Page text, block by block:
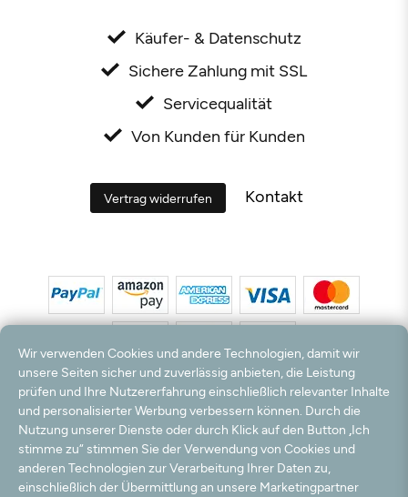
Käufer- & Datenschutz
Sichere Zahlung mit SSL
Servicequalität
Von Kunden für Kunden
Vertrag widerrufen Kontakt
*Alle Preise inkl. MwSt. und zzgl. Versandkosten. **Kostenloser Versand und Rückversand
nur innerhalb Deutschlands und Österreichs.
Hinweis:Wir nutzen Ihre E-Mail Adresse für werbliche Zwecke, die jederzeit widerrufen
werden können. Ihre Daten werden nicht an Dritte weitergegeben.
© 2003 - 2026 Teppichversand24 GmbH / Alle Rechte vorbehalten. powered by
createyourtemplate
Wir verwenden Cookies und andere Technologien, damit wir
unsere Seiten sicher und zuverlässig anbieten, die Leistung
prüfen und Ihre Nutzererfahrung einschließlich relevanter Inhalte
und personalisierter Werbung verbessern können. Durch die
Nutzung unserer Dienste oder durch Klick auf den Button „Ich
stimme zu“ stimmen Sie der Verwendung von Cookies und
anderen Technologien zur Verarbeitung Ihrer Daten zu,
einschließlich der Übermittlung an unsere Marketingpartner